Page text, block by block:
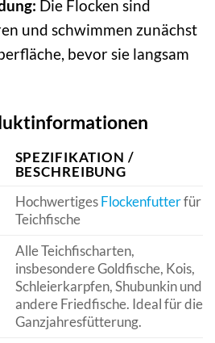
Die Flocken sind
und schwimmen zunächst
bevor sie langsam
SPEZIFIKATION /
BESCHREIBUNG
HochwertigesFlockenfutterfür
Teichfische
Alle Teichfischarten,
insbesondere Goldfische, Kois,
Schleierkarpfen, Shubunkin und
andere Friedfische. Ideal für die
Ganzjahresfütterung.